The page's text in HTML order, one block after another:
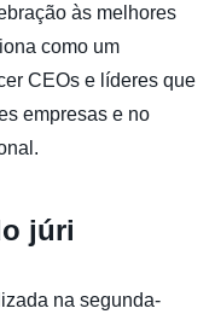
às melhores
como um
CEOs e líderes que
empresas e no
júri
na segunda-